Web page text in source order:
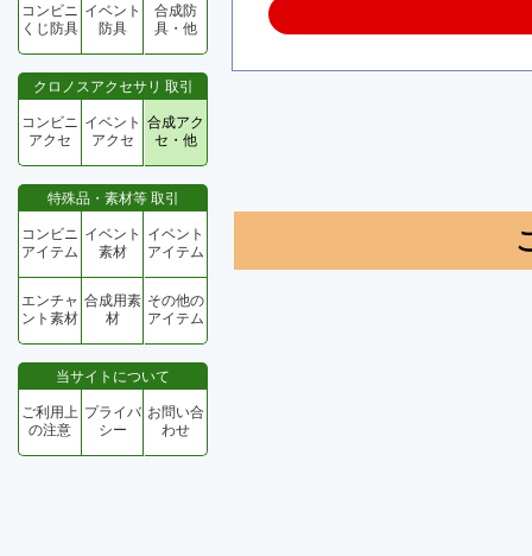
コンビニ
くじ防具
イベント
防具
合成防
具・他
クロノスアクセサリ 取引
コンビニ
アクセ
イベント
アクセ
合成アク
セ・他
特殊品・素材等 取引
コンビニ
アイテム
イベント
素材
イベント
アイテム
エンチャ
ント素材
合成用素
材
その他の
アイテム
当サイトについて
ご利用上
の注意
プライバ
シー
お問い合
わせ